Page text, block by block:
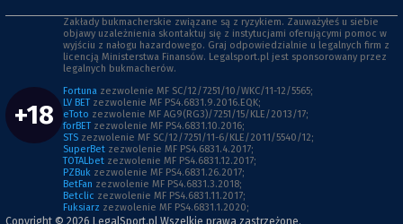
+18
Zakłady bukmacherskie związane są z ryzykiem. Zauważyłeś u siebie
objawy uzależnienia skontaktuj się z instytucjami oferującymi pomoc w
wyjściu z nałogu hazardowego. Graj odpowiedzialnie u legalnych firm z
licencją Ministerstwa Finansów. Legalsport.pl jest sponsorowany przez
legalnych bukmacherów.
Fortuna zezwolenie MF SC/12/7251/10/WKC/11-12/5565;
LV BET zezwolenie MF PS4.6831.9.2016.EQK;
eToto zezwolenie MF AG9(RG3)/7251/15/KLE/2013/17;
forBET zezwolenie MF PS4.6831.10.2016;
STS zezwolenie MF SC/12/7251/11-6/KLE/2011/5540/12;
SuperBet zezwolenie MF PS4.6831.4.2017;
TOTALbet zezwolenie MF PS4.6831.12.2017;
PZBuk zezwolenie MF PS4.6831.26.2017;
BetFan zezwolenie MF PS4.6831.3.2018;
Betclic zezwolenie MF PS4.6831.11.2017;
Fuksiarz zezwolenie MF PS4.6831.1.2020;
Copyright © 2026 LegalSport.pl Wszelkie prawa zastrzeżone.